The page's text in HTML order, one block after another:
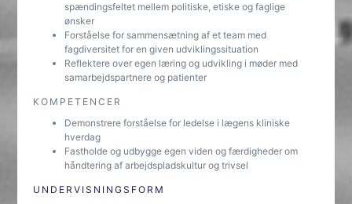
spændingsfeltet mellem politiske, etiske og faglige
ønsker
Forståelse for sammensætning af et team med
fagdiversitet for en given udviklingssituation
Reflektere over egen læring og udvikling i møder med
samarbejdspartnere og patienter
KOMPETENCER
Demonstrere forståelse for ledelse i lægens kliniske
hverdag
Fastholde og udbygge egen viden og færdigheder om
håndtering af arbejdspladskultur og trivsel
UNDERVISNINGSFORM